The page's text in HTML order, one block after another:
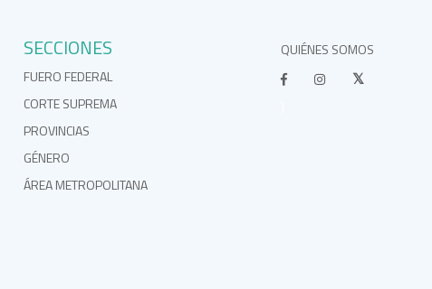
SECCIONES
FUERO FEDERAL
CORTE SUPREMA
PROVINCIAS
GÉNERO
ÁREA METROPOLITANA
QUIÉNES SOMOS